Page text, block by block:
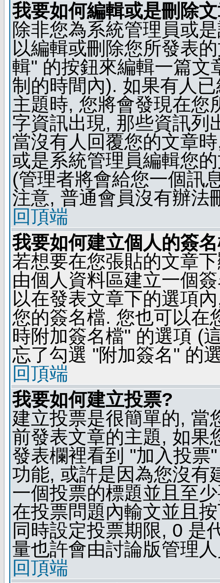
我要如何編輯或是刪除
除非您為系統管理員或
以編輯或刪除您所發表
輯" 的按鈕來編輯一篇文
制的時間內). 如果有人
主題時, 您將會發現在您
字資訊出現, 那些資訊列
當沒有人回覆您的文章
或是系統管理員編輯您
(管理者將會給您一個訊
注意, 普通會員沒有辦法
回頂端
我要如何建立個人的簽
若想要在您張貼的文章
由個人資料區建立一個
以在發表文章下的選項
您的簽名檔. 您也可以在
時附加簽名檔" 的選項 (
忘了勾選 "附加簽名" 的
回頂端
我要如何建立投票?
建立投票是很簡單的, 當
前發表文章的主題, 如果
發表欄裡看到 "加入投票
功能, 或許是因為您沒有
一個投票的標題並且至
在投票問題內輸文並且
同時設定投票期限, 0 是
量也許會由討論版管理
回頂端